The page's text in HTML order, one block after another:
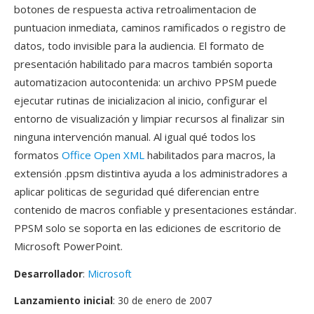
botones de respuesta activa retroalimentacion de
puntuacion inmediata, caminos ramificados o registro de
datos, todo invisible para la audiencia. El formato de
presentación habilitado para macros también soporta
automatizacion autocontenida: un archivo PPSM puede
ejecutar rutinas de inicializacion al inicio, configurar el
entorno de visualización y limpiar recursos al finalizar sin
ninguna intervención manual. Al igual qué todos los
formatos Office Open XML habilitados para macros, la
extensión .ppsm distintiva ayuda a los administradores a
aplicar politicas de seguridad qué diferencian entre
contenido de macros confiable y presentaciones estándar.
PPSM solo se soporta en las ediciones de escritorio de
Microsoft PowerPoint.
Desarrollador: Microsoft
Lanzamiento inicial: 30 de enero de 2007